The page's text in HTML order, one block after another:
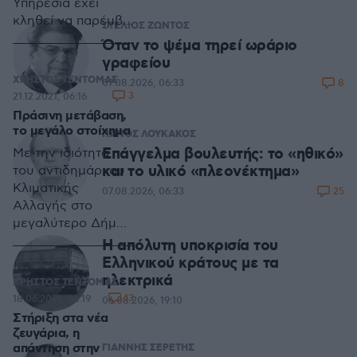
ΣΤΕΛΙΟΣ ΖΩΝΤΟΣ
Όταν το ψέμα τηρεί ωράριο
γραφείου
07.08.2026, 06:33 8
ΠΑΝΟΣ ΛΟΥΚΑΚΟΣ
Επάγγελμα βουλευτής: το «ηθικό»
και το υλικό «πλεονέκτημα»
07.08.2026, 06:33 25
Η απόλυτη υποκρισία του
Ελληνικού κράτους με τα
ηλεκτρικά
06.08.2026, 19:10
ΓΙΑΝΝΗΣ ΣΕΡΕΤΗΣ
Υπηρεσία έχει
κληθεί να παρέμβει
σε εκατοντάδες
σοβαρά
περιστατικά
δασικών πυρκαγιών
ΧΡΗΣΤΟΣ ΤΕΝΤΟΜΑΣ
Πράσινη μετάβαση,
το μεγάλο στοίχημα
Με την ιδιότητα
του αντιδημάρχου
Κλιματικής
Αλλαγής στο
μεγαλύτερο Δήμο
της Ελλάδας, στο
Δήμο της Αθήνας,
συμμετείχα στην
Παγκόσμια
Διάσκεψη του ΟΗΕ
για την κλιματική
αλλαγή, γνωστή ως
21.12.2021, 06:16 3
ΧΡΗΣΤΟΣ ΤΕΝΤΟΜΑΣ
Στήριξη στα νέα
ζευγάρια, η
απάντηση στην
18.06.2021, 06:19 13